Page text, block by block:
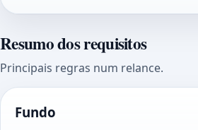
Resumo dos requisitos
Principais regras num relance.
Fundo